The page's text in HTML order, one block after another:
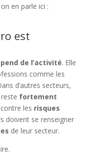
en parle ici :
est
de l’activité. Elle
comme les
d’autres secteurs,
fortement
les risques
doivent se renseigner
de leur secteur.